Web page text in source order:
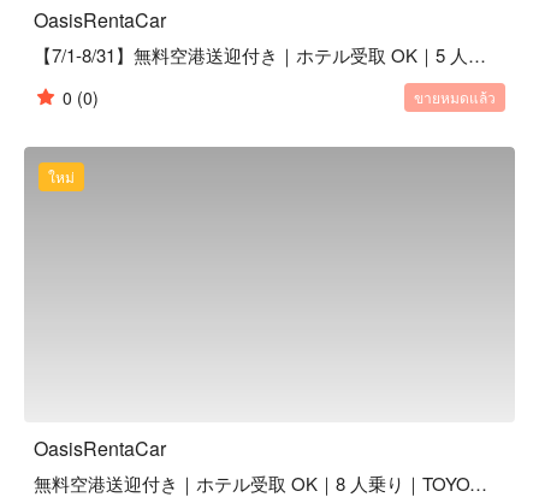
OasisRentaCar
【7/1-8/31】無料空港送迎付き｜ホテル受取 OK｜5 人乗り｜TOYOTA AQUA HYBRID 上級グレード｜1 ~ 6 日間
0 (0) ขายหมดแล้ว
ใหม่
OasisRentaCar
無料空港送迎付き｜ホテル受取 OK｜8 人乗り｜TOYOTA NOAH｜1 ~ 6 日間